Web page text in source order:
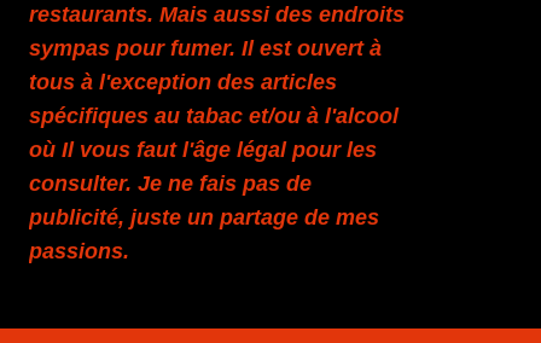
restaurants. Mais aussi des endroits
sympas pour fumer. Il est ouvert à
tous à l'exception des articles
spécifiques au tabac et/ou à l'alcool
où Il vous faut l'âge légal pour les
consulter. Je ne fais pas de
publicité, juste un partage de mes
passions.